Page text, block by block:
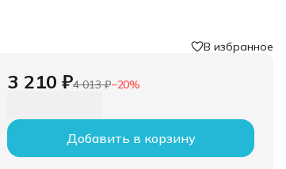
В избранное
3 210 ₽4 013 ₽−20%
Добавить в корзину